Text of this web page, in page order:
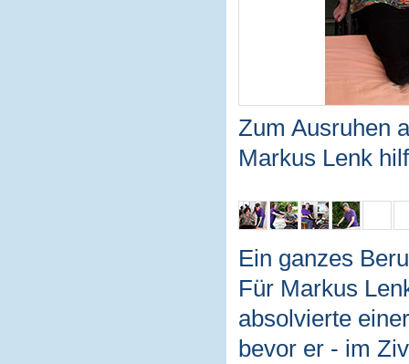
Zum Ausruhen
Markus Lenk
Ein ganzes
Für Markus
absolvierte
bevor er - im